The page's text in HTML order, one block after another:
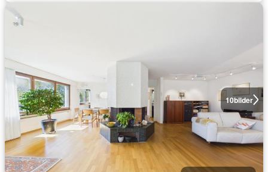
10bilder